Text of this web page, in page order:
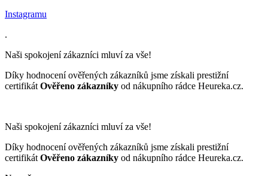
Instagramu
.
Naši spokojení zákazníci mluví za vše!
Díky hodnocení ověřených zákazníků jsme získali prestižní
certifikát Ověřeno zákazníky od nákupního rádce Heureka.cz.
Naši spokojení zákazníci mluví za vše!
Díky hodnocení ověřených zákazníků jsme získali prestižní
certifikát Ověřeno zákazníky od nákupního rádce Heureka.cz.